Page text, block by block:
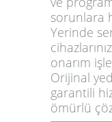
sorunlara
Yerinde
onarım
Orijinal
garantili
ömürlü